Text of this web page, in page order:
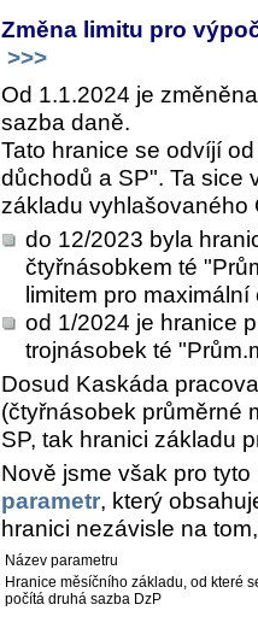
Změna limitu pro
>>>
Od 1.1.2024 je
sazba daně.
Tato hranice se odvíjí
důchodů a SP". Ta sice
základu vyhlašovaného
do 12/2023 byla
čtyřnásobkem té
limitem pro maximální
od 1/2024 je hranice
trojnásobek té
Dosud Kaskáda
(čtyřnásobek průměrné
SP, tak hranici základu
Nově jsme však pro
parametr, který
hranici nezávisle na
Název parametru
Hranice měsíčního základu, od které
počítá druhá sazba DzP